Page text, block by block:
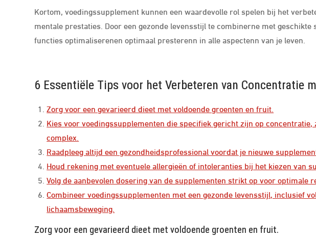
Kortom, voedingssupplement kunnen een waardevolle rol spelen bij het
mentale prestaties. Door een gezonde levensstijl te combinerne met
functies optimaliserenen optimaal presterenn in alle aspectenn van je leven.
6 Essentiële Tips voor het Verbeteren van Concentratie
Zorg voor een gevarieerd dieet met voldoende groenten en fruit.
Kies voor voedingssupplementen die specifiek gericht zijn op
complex.
Raadpleeg altijd een gezondheidsprofessional voordat je nieuwe
Houd rekening met eventuele allergieën of intoleranties bij het kiezen van
Volg de aanbevolen dosering van de supplementen strikt op voor optimale
Combineer voedingssupplementen met een gezonde levensstijl, inclusief
lichaamsbeweging.
Zorg voor een gevarieerd dieet met voldoende groenten en fruit.